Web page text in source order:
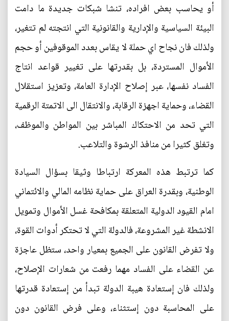
أو يحاسب بعض افراده، تنشا شبكات جديدة ما دامت
البيئة السياسية والإدارية والقانونية التي انتجته لم تتغير،
ولذلك فان نجاح اي حملة لا يقاس بعدد الموقوفين أو حجم
الأموال المستردة، بل بقدرتها على تغيير قواعد انتاج
الفساد نفسها، عبر إصلاح الإدارة العامة، وتعزيز استقلال
القضاء، وحماية اجهزة الرقابة، والانتقال الى الاتمتة الرقمية
التي تحد من الاحتكاك المباشر بين المواطن والموظف،
وتغلق كثيرا من منافذ الرشوة والتلاعب.
كما ترتبط هذه المعركة ارتباطا وثيقا بسؤال السيادة
الوطنية، وبقدرة العراق على حماية نظامه المالي والائتماني
امام القيود الدولية المتعلقة بمكافحة غسل الأموال وتمويل
الانشطة غير المشروعة، فالدولة التي لا تحتكر أدوات القوة،
ولا تفرض القانون على الجميع بمعيار واحد، ستظل عاجزة
عن القضاء على الفساد مهما رفعت من شعارات الإصلاح،
ولذلك فان إستعادة هيبة الدولة تبدأ من إستعادة قدرتها
على المحاسبة دون إستثناء، وعلى فرض القانون دون